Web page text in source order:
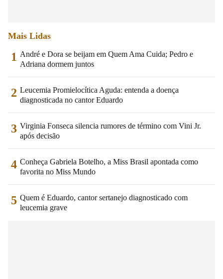
Mais Lidas
1 André e Dora se beijam em Quem Ama Cuida; Pedro e
Adriana dormem juntos
2 Leucemia Promielocítica Aguda: entenda a doença
diagnosticada no cantor Eduardo
3 Virginia Fonseca silencia rumores de término com Vini Jr.
após decisão
4 Conheça Gabriela Botelho, a Miss Brasil apontada como
favorita no Miss Mundo
5 Quem é Eduardo, cantor sertanejo diagnosticado com
leucemia grave